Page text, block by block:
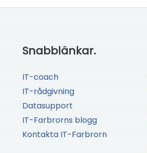
Snabblänkar.
IT-coach
IT-rådgivning
Datasupport
IT-Farbrorns blogg
Kontakta IT-Farbrorn